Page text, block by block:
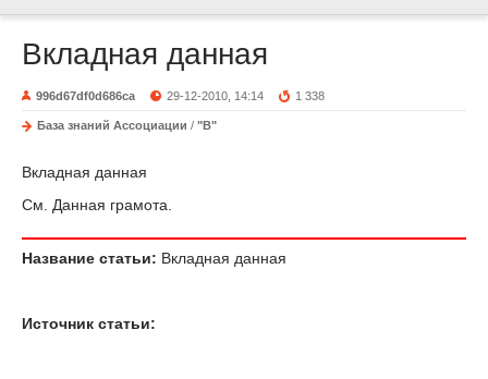
Вкладная данная
996d67df0d686ca 29-12-2010, 14:14 1 338
База знаний Ассоциации / "В"
Вкладная данная
См. Данная грамота.
Название статьи: Вкладная данная
Источник статьи: